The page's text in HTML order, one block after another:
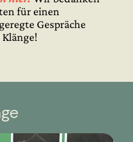
für einen
Gespräche